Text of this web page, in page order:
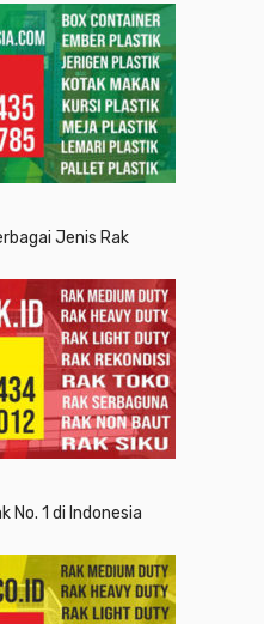
Jenis Rak
No. 1 di Indonesia